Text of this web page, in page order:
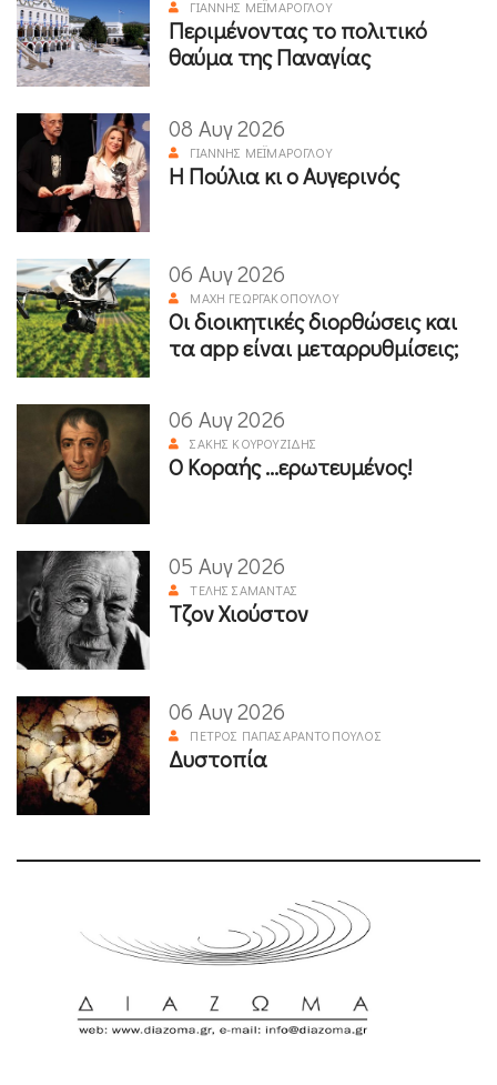
ΓΙΆΝΝΗΣ ΜΕΪΜΆΡΟΓΛΟΥ
Περιμένοντας το πολιτικό
θαύμα της Παναγίας
08 Αυγ 2026
ΓΙΆΝΝΗΣ ΜΕΪΜΆΡΟΓΛΟΥ
Η Πούλια κι ο Αυγερινός
06 Αυγ 2026
ΜΆΧΗ ΓΕΩΡΓΑΚΟΠΟΎΛΟΥ
Οι διοικητικές διορθώσεις και
τα app είναι μεταρρυθμίσεις;
06 Αυγ 2026
ΣΆΚΗΣ ΚΟΥΡΟΥΖΊΔΗΣ
Ο Κοραής ...ερωτευμένος!
05 Αυγ 2026
ΤΈΛΗΣ ΣΑΜΑΝΤΆΣ
Τζον Χιούστον
06 Αυγ 2026
ΠΈΤΡΟΣ ΠΑΠΑΣΑΡΑΝΤΌΠΟΥΛΟΣ
Δυστοπία